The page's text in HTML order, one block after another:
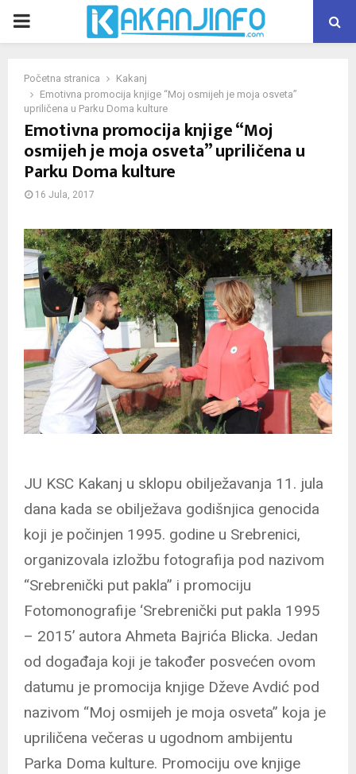
PRIMARY
Početna stranica
Kakanj
Emotivna promocija knjige “Moj osmijeh je moja osveta”
upriličena u Parku Doma kulture
Emotivna promocija knjige “Moj
osmijeh je moja osveta” upriličena u
Parku Doma kulture
16 Jula, 2017
JU KSC Kakanj u sklopu obilježavanja 11. jula
dana kada se obilježava godišnjica genocida
koji je počinjen 1995. godine u Srebrenici,
organizovala izložbu fotografija pod nazivom
“Srebrenički put pakla” i promociju
Fotomonografije ‘Srebrenički put pakla 1995
– 2015’ autora Ahmeta Bajrića Blicka. Jedan
od događaja koji je također posvećen ovom
datumu je promocija knjige Dževe Avdić pod
nazivom “Moj osmijeh je moja osveta” koja je
upriličena večeras u ugodnom ambijentu
Parka Doma kulture. Promociju ove knjige